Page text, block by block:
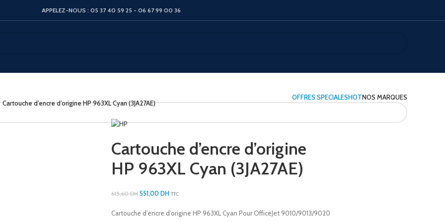
APPELEZ-NOUS : 05 37 40 59 25 - 06 67 99 00 36
OFFRES SPECIALESHOTNOS MARQUES
Cartouche d’encre d’origine HP 963XL Cyan (3JA27AE)
Cartouche d’encre d’origine
HP 963XL Cyan (3JA27AE)
615,60DH 551,00DH TTC
Cartouche d’encre d’origine HP 963XL Cyan Pour OfficeJet 9010/9013/9020